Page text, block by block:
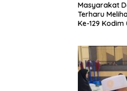
Laju Kencang
Kecelakaan,
Truk yang